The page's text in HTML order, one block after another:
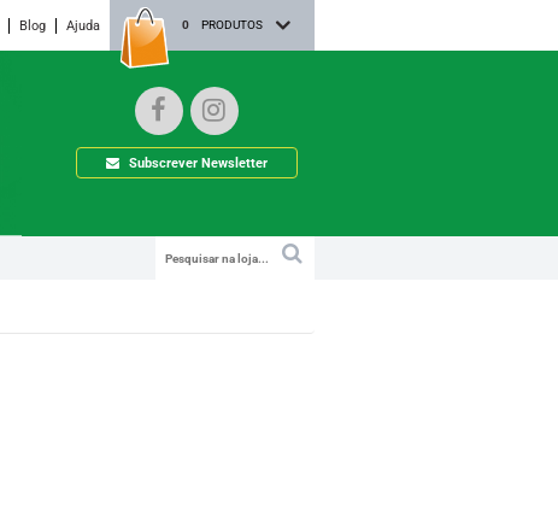
0 PRODUTOS
Blog Ajuda
Subscrever Newsletter